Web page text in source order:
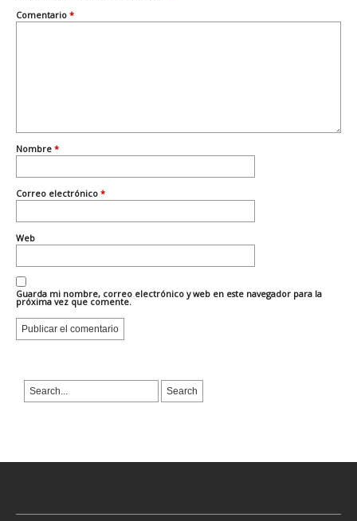
Comentario *
Nombre *
Correo electrónico *
Web
Guarda mi nombre, correo electrónico y web en este navegador para la
próxima vez que comente.